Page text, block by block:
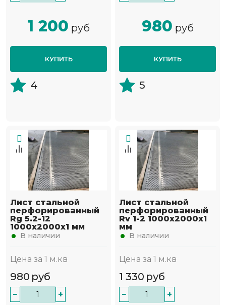
1 200 руб
КУПИТЬ
4
980 руб
КУПИТЬ
5
Лист стальной
перфорированный
Rg 5.2-12
1000х2000х1 мм
В наличии
Цена за 1 м.кв
980 руб
− +
Лист стальной
перфорированный
Rv 1-2 1000х2000х1
мм
В наличии
Цена за 1 м.кв
1 330 руб
− +